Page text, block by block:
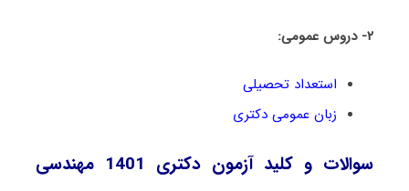
۲- دروس عمومی:
استعداد تحصیلی
زبان عمومی دکتری
سوالات و کلید آزمون دکتری 1401 مهندسی